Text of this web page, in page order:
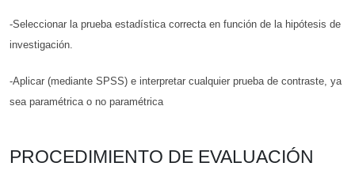
-Seleccionar la prueba estadística correcta en función de la hipótesis de
investigación.
-Aplicar (mediante SPSS) e interpretar cualquier prueba de contraste, ya
sea paramétrica o no paramétrica
PROCEDIMIENTO DE EVALUACIÓN